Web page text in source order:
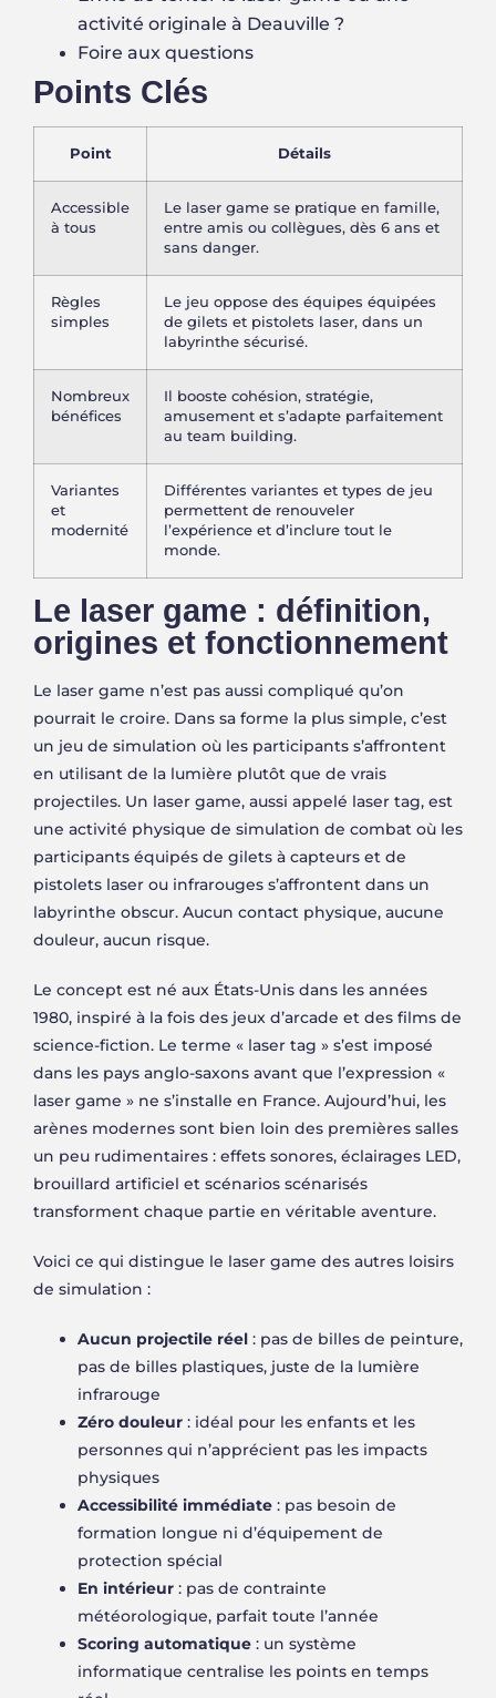
activité originale à Deauville ?
Foire aux questions
Points Clés
Point Détails
Accessible
à tous
Le laser game se pratique en famille,
entre amis ou collègues, dès 6 ans et
sans danger.
Règles
simples
Le jeu oppose des équipes équipées
de gilets et pistolets laser, dans un
labyrinthe sécurisé.
Nombreux
bénéfices
Il booste cohésion, stratégie,
amusement et s’adapte parfaitement
au team building.
Variantes
et
modernité
Différentes variantes et types de jeu
permettent de renouveler
l’expérience et d’inclure tout le
monde.
Le laser game : définition,
origines et fonctionnement
Le laser game n’est pas aussi compliqué qu’on
pourrait le croire. Dans sa forme la plus simple, c’est
un jeu de simulation où les participants s’affrontent
en utilisant de la lumière plutôt que de vrais
projectiles. Un laser game, aussi appelé laser tag, est
une activité physique de simulation de combat où les
participants équipés de gilets à capteurs et de
pistolets laser ou infrarouges s’affrontent dans un
labyrinthe obscur. Aucun contact physique, aucune
douleur, aucun risque.
Le concept est né aux États-Unis dans les années
1980, inspiré à la fois des jeux d’arcade et des films de
science-fiction. Le terme « laser tag » s’est imposé
dans les pays anglo-saxons avant que l’expression «
laser game » ne s’installe en France. Aujourd’hui, les
arènes modernes sont bien loin des premières salles
un peu rudimentaires : effets sonores, éclairages LED,
brouillard artificiel et scénarios scénarisés
transforment chaque partie en véritable aventure.
Voici ce qui distingue le laser game des autres loisirs
de simulation :
Aucun projectile réel : pas de billes de peinture,
pas de billes plastiques, juste de la lumière
infrarouge
Zéro douleur : idéal pour les enfants et les
personnes qui n’apprécient pas les impacts
physiques
Accessibilité immédiate : pas besoin de
formation longue ni d’équipement de
protection spécial
En intérieur : pas de contrainte
météorologique, parfait toute l’année
Scoring automatique : un système
informatique centralise les points en temps